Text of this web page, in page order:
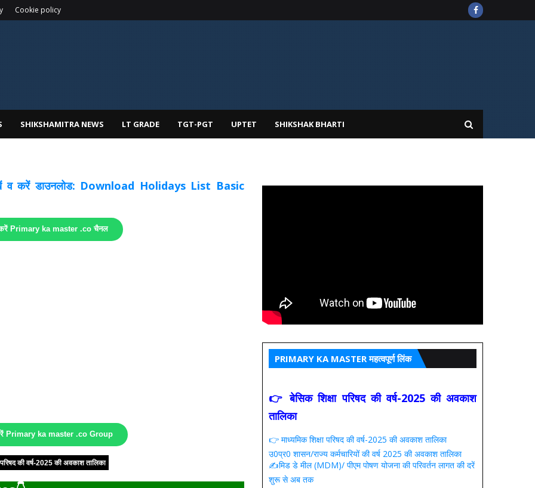
Cookie policy
SHIKSHAMITRA NEWS LT GRADE TGT-PGT UPTET SHIKSHAK BHARTI
देखें व करें डाउनलोड: Download Holidays List Basic
Primary ka master .co चैनल
Primary ka master .co Group
परिषद की वर्ष-2025 की अवकाश तालिका
PRIMARY KA MASTER महत्वपूर्ण लिंक
👉 बेसिक शिक्षा परिषद की वर्ष-2025 की अवकाश
तालिका
👉 माध्यमिक शिक्षा परिषद की वर्ष-2025 की अवकाश तालिका
उ0प्र0 शासन/राज्य कर्मचारियों की वर्ष 2025 की अवकाश तालिका
✍️मिड डे मील (MDM)/ पीएम पोषण योजना की परिवर्तन लागत की दरें
शुरू से अब तक